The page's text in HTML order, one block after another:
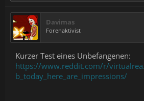
Davimas
Forenaktivist
Kurzer Test eines Unbefangenen:
https://www.reddit.com/r/
b_today_here_are_impressions/